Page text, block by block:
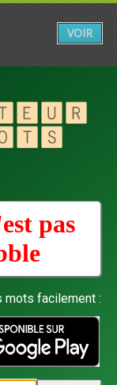
pas
mots facilement :
VOIR